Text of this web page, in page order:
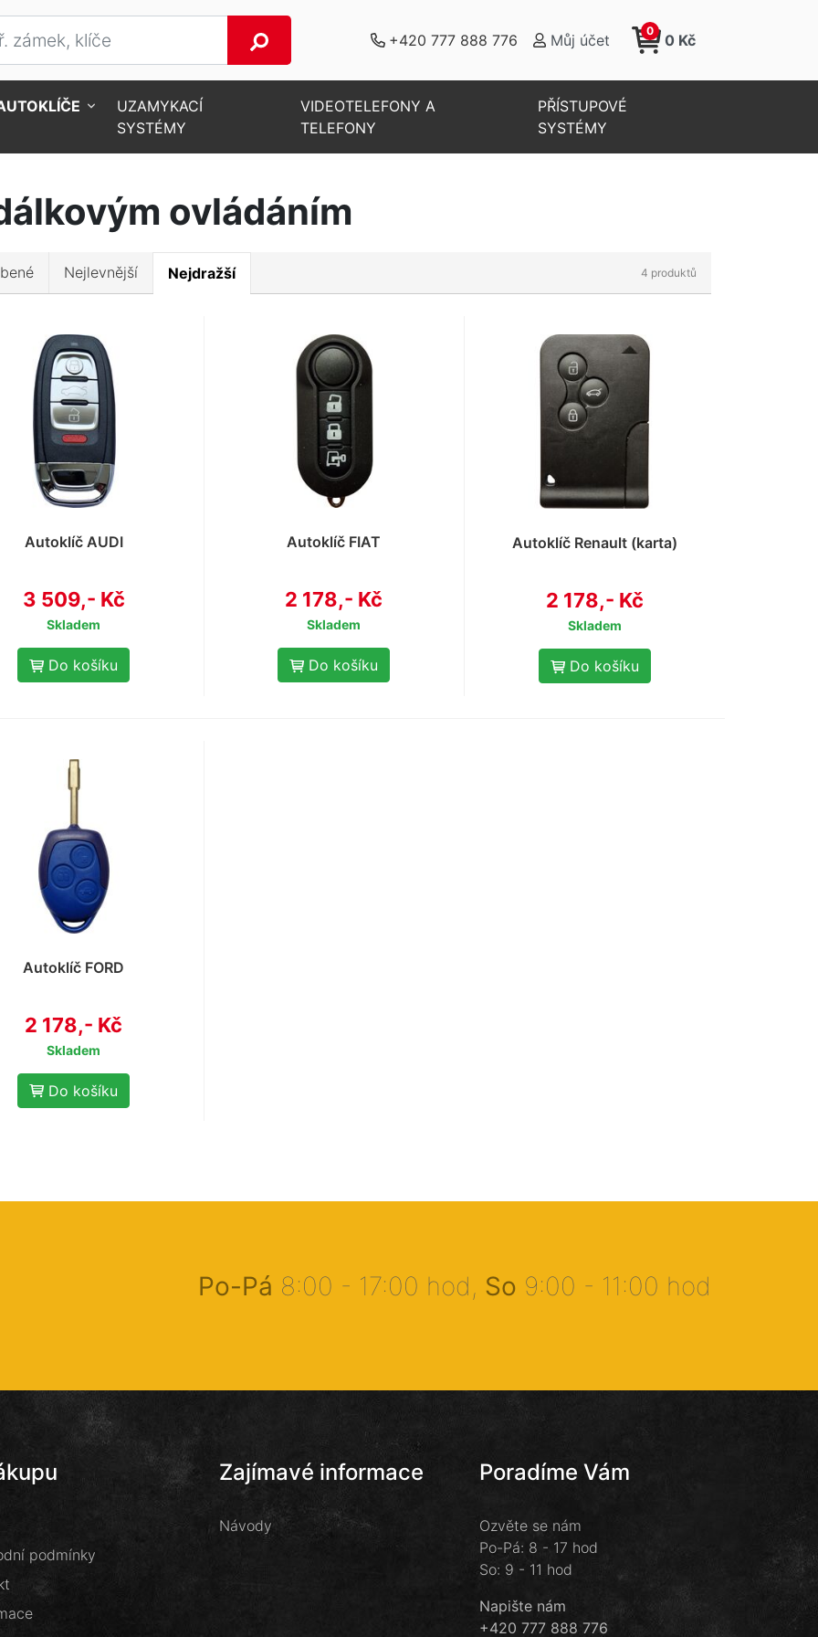
+420 777 888 776 Můj účet 0 Kč
0
ovládáním
Více o kategorii
Nejlevnější Nejdražší
Autoklíč AUDI
3 509,- Kč
Do košíku
Skladem
Autoklíč FIAT
2 178,- Kč
Do košíku
Skladem
Autoklíč Renault (karta)
2 178,- Kč
Do košíku
Skladem
Autoklíč FORD
2 178,- Kč
Do košíku
Skladem
Po-Pá 8:00 - 17:00 hod, So 9:00 - 11:00 hod
podmínky
Zajímavé informace
Návody
Poradíme Vám
Ozvěte se nám
Po-Pá: 8 - 17 hod
So: 9 - 11 hod
Napište nám
+420 777 888 776
UZAMYKACÍ
SYSTÉMY
VIDEOTELEFONY A
TELEFONY
PŘÍSTUPOVÉ
SYSTÉMY